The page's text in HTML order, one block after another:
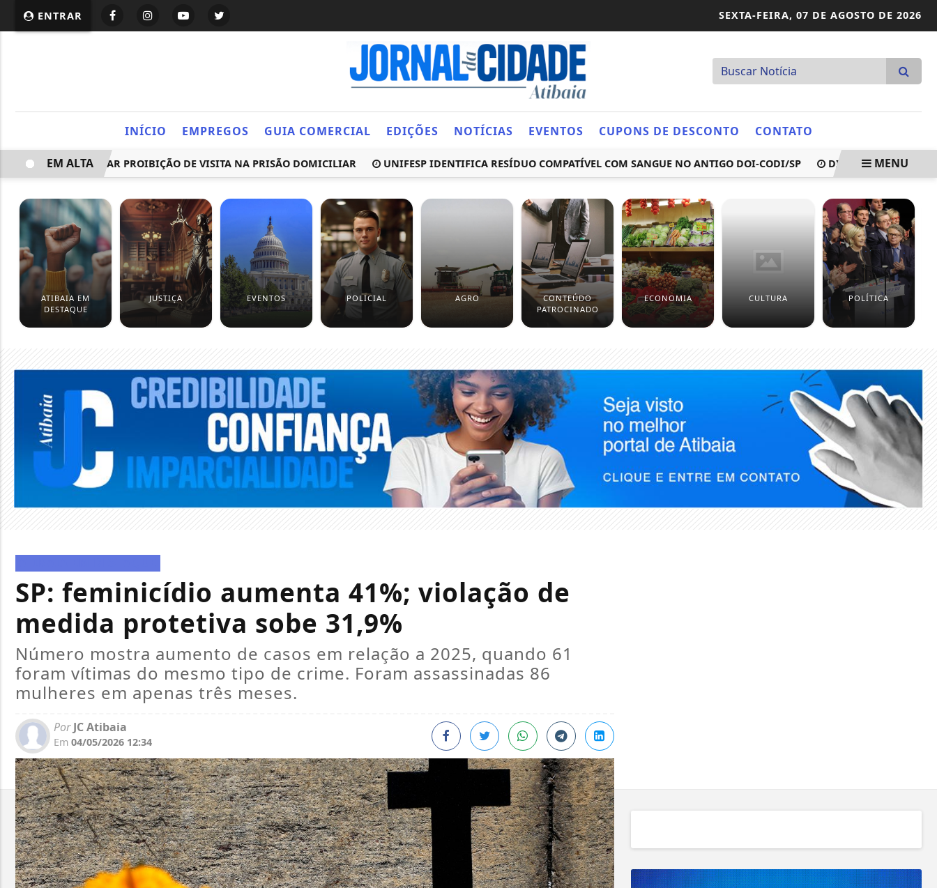
ENTRAR SEXTA-FEIRA, 07 DE AGOSTO DE 2026
INÍCIO EMPREGOS GUIA COMERCIAL EDIÇÕES NOTÍCIAS EVENTOS CUPONS DE DESCONTO CONTATO
PARA ANULAR PROIBIÇÃO DE VISITA NA PRISÃO DOMICILIAR UNIFESP IDENTIFICA RESÍDUO COMPATÍVEL COM SANGUE NO ANTIGO DOI-CODI/SP DINO NEGA PEDIDO DE
EM ALTA MENU
ATIBAIA EM
DESTAQUE
JUSTIÇA EVENTOS POLICIAL AGRO
CONTEÚDO
PATROCINADO
ECONOMIA CULTURA POLÍTICA
SP: feminicídio aumenta 41%; violação de
medida protetiva sobe 31,9%
Número mostra aumento de casos em relação a 2025, quando 61
foram vítimas do mesmo tipo de crime. Foram assassinadas 86
mulheres em apenas três meses.
PorJC Atibaia
Em 04/05/2026 12:34